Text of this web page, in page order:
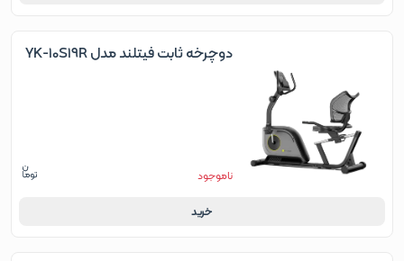
دوچرخه ثابت فیتلند مدل YK-10S19R
ناموجود
خرید